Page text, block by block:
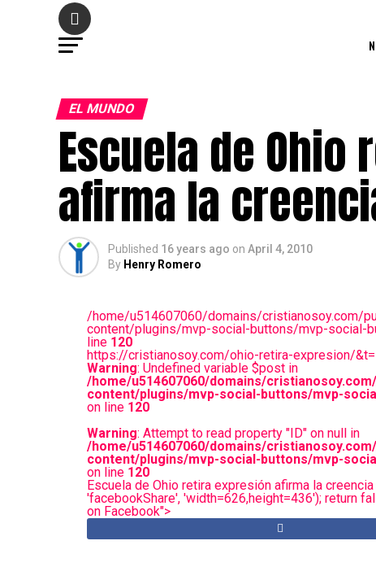
EL MUNDO
Escuela de
afirma la
Published 16 years ago on April 4, 2010
By Henry Romero
/home/u514607060/domains/cristianosoy.com/
content/plugins/mvp-social-buttons/mvp-social-
line 120
https://cristianosoy.com/ohio-retira-expresion/&t=
Warning: Undefined variable $post in
/home/u514607060/domains/
content/plugins/mvp-social-buttons/mvp-
on line 120
Warning: Attempt to read property "ID" on null in
/home/u514607060/domains/
content/plugins/mvp-social-buttons/mvp-
on line 120
Escuela de Ohio retira expresión afirma la
'facebookShare', 'width=626,height=436'); return
on Facebook">